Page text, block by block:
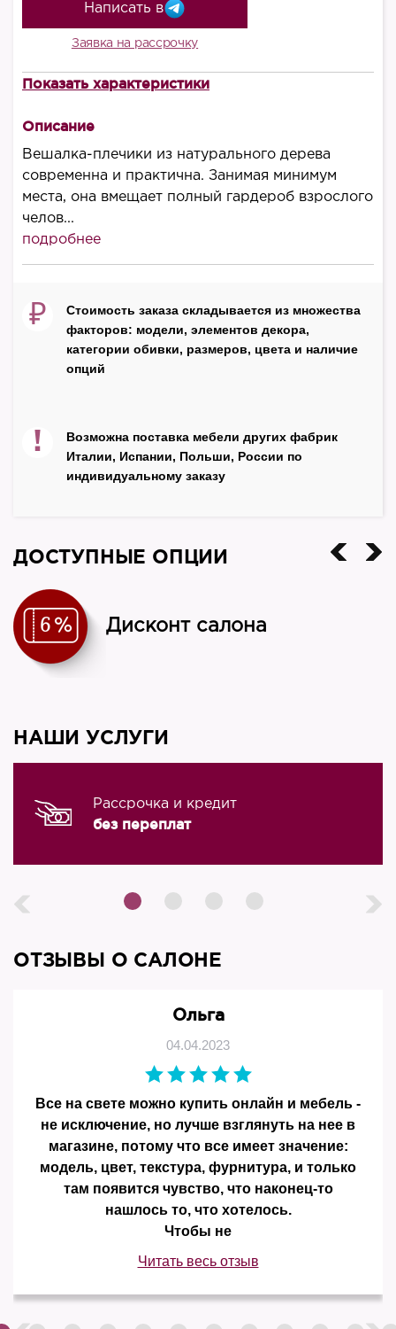
Написать в
Заявка на рассрочку
Высота, мм
1230
Ширина, мм
Глубина, мм
Материал каркаса
массив
Цвет каркаса
Производитель
Zzibo
Показать характеристики
Описание
Вешалка-плечики из натурального дерева
современна и практична. Занимая минимум
места, она вмещает полный гардероб взрослого
челов...
подробнее
₽
Стоимость заказа складывается из множества
факторов: модели, элементов декора,
категории обивки, размеров, цвета и наличие
опций
!
Возможна поставка мебели других фабрик
Италии, Испании, Польши, России по
индивидуальному заказу
ДОСТУПНЫЕ ОПЦИИ
Дисконт салона
НАШИ УСЛУГИ
Рассрочка и кредит
без переплат
ОТЗЫВЫ О САЛОНЕ
Ольга
04.04.2023
Все на свете можно купить онлайн и мебель -
не исключение, но лучше взглянуть на нее в
магазине, потому что все имеет значение:
модель, цвет, текстура, фурнитура, и только
там появится чувство, что наконец-то
нашлось то, что хотелось.
Чтобы не
Читать весь отзыв